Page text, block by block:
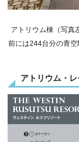
アトリウム棟（写真
前には244台分の青
アトリウム・